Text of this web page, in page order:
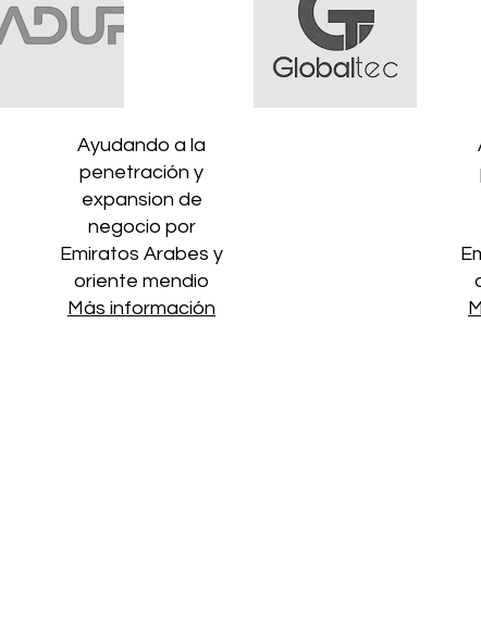
Ayudando a la
penetración y
expansion de
negocio por
Emiratos Arabes y
oriente mendio
Más información